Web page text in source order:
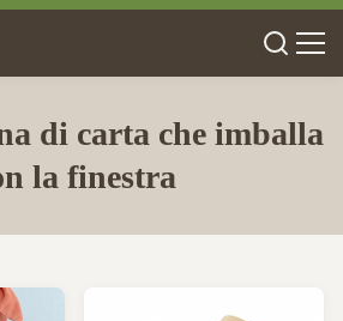
di carta che imballa
la finestra